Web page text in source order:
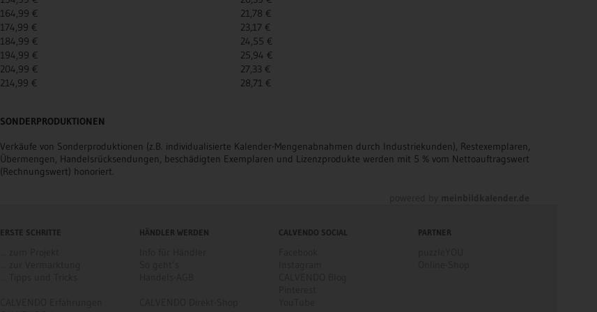
164,99 €
21,78 €
174,99 €
23,17 €
184,99 €
24,55 €
194,99 €
25,94 €
204,99 €
27,33 €
214,99 €
28,71 €
SONDERPRODUKTIONEN
Verkäufe von Sonderproduktionen (z.B. individualisierte Kalender-Mengenabnahmen durch Industriekunden), Restexemplaren,
Übermengen, Handelsrücksendungen, beschädigten Exemplaren und Lizenzprodukte werden mit 5 % vom Nettoauftragswert
(Rechnungswert) honoriert.
ERSTE SCHRITTE HÄNDLER WERDEN CALVENDO SOCIAL PARTNER